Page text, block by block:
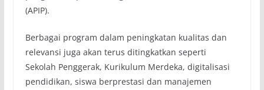
(APIP).
Berbagai program dalam peningkatan kualitas dan
relevansi juga akan terus ditingkatkan seperti
Sekolah Penggerak, Kurikulum Merdeka, digitalisasi
pendidikan, siswa berprestasi dan manajemen